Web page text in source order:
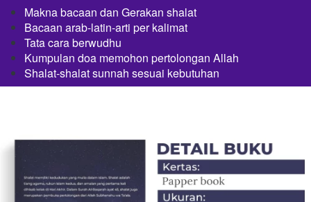
Makna bacaan dan Gerakan shalat
Bacaan arab-latin-arti per kalimat
Tata cara berwudhu
Kumpulan doa memohon pertolongan Allah
Shalat-shalat sunnah sesuai kebutuhan